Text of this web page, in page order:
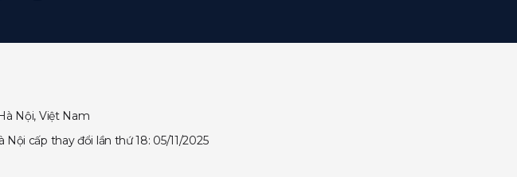
Nội, Việt Nam
cấp thay đổi lần thứ 18: 05/11/2025